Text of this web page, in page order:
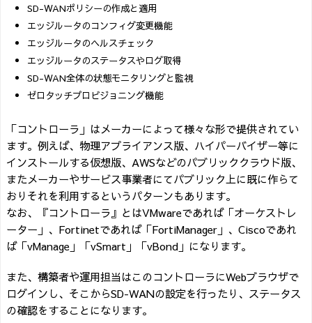
SD-WANポリシーの作成と適用
エッジルータのコンフィグ変更機能
エッジルータのヘルスチェック
エッジルータのステータスやログ取得
SD-WAN全体の状態モニタリングと監視
ゼロタッチプロビジョニング機能
「コントローラ」はメーカーによって様々な形で提供されてい
ます。例えば、物理アプライアンス版、ハイパーバイザー等に
インストールする仮想版、AWSなどのパブリッククラウド版、
またメーカーやサービス事業者にてパブリック上に既に作らて
おりそれを利用するというパターンもあります。
なお、『コントローラ』とはVMwareであれば「オーケストレ
ーター」、Fortinetであれば「FortiManager」、Ciscoであれ
ば「vManage」「vSmart」「vBond」になります。
また、構築者や運用担当はこのコントローラにWebブラウザで
ログインし、そこからSD-WANの設定を行ったり、ステータス
の確認をすることになります。